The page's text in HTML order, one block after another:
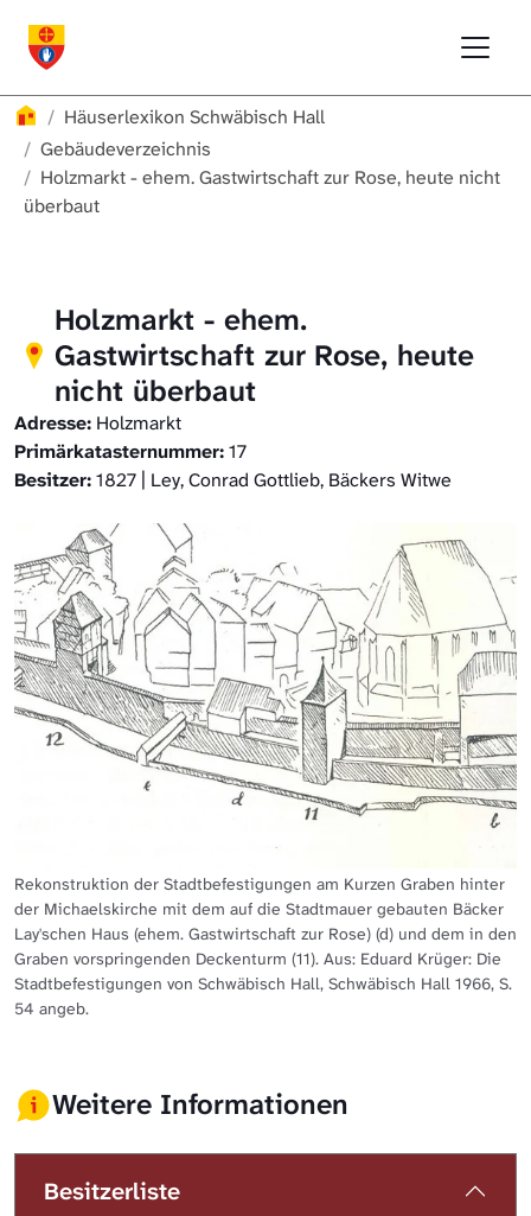
Häuserlexikon
Häuserlexikon Schwäbisch Hall
Gebäudeverzeichnis
Holzmarkt - ehem. Gastwirtschaft zur Rose, heute nicht
überbaut
Holzmarkt - ehem.
Gastwirtschaft zur Rose, heute
nicht überbaut
Adresse: Holzmarkt
Primärkatasternummer:17
Besitzer:1827 | Ley, Conrad Gottlieb, Bäckers Witwe
Rekonstruktion der Stadtbefestigungen am Kurzen Graben hinter
der Michaelskirche mit dem auf die Stadtmauer gebauten Bäcker
Lay'schen Haus (ehem. Gastwirtschaft zur Rose) (d) und dem in den
Graben vorspringenden Deckenturm (11). Aus: Eduard Krüger: Die
Stadtbefestigungen von Schwäbisch Hall, Schwäbisch Hall 1966, S.
54 angeb.
Weitere Informationen
Besitzerliste
Häuserlexikon Steinbach